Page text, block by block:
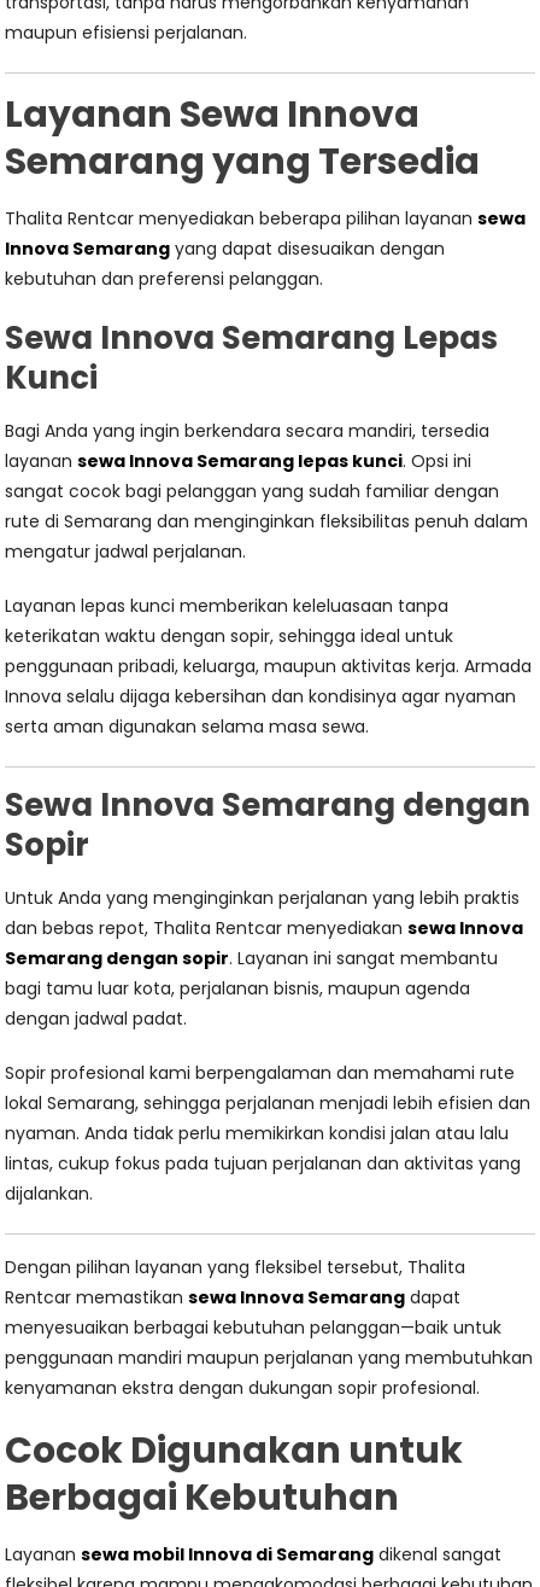
maupun efisiensi perjalanan.
Layanan Sewa Innova
Semarang yang Tersedia
Thalita Rentcar menyediakan beberapa pilihan layanansewa
Innova Semarang yang dapat disesuaikan dengan
kebutuhan dan preferensi pelanggan.
Sewa Innova Semarang Lepas
Kunci
Bagi Anda yang ingin berkendara secara mandiri, tersedia
layanansewa Innova Semarang lepas kunci. Opsi ini
sangat cocok bagi pelanggan yang sudah familiar dengan
rute di Semarang dan menginginkan fleksibilitas penuh dalam
mengatur jadwal perjalanan.
Layanan lepas kunci memberikan keleluasaan tanpa
keterikatan waktu dengan sopir, sehingga ideal untuk
penggunaan pribadi, keluarga, maupun aktivitas kerja. Armada
Innova selalu dijaga kebersihan dan kondisinya agar nyaman
serta aman digunakan selama masa sewa.
Sewa Innova Semarang dengan
Sopir
Untuk Anda yang menginginkan perjalanan yang lebih praktis
dan bebas repot, Thalita Rentcar menyediakansewa Innova
Semarang dengan sopir. Layanan ini sangat membantu
bagi tamu luar kota, perjalanan bisnis, maupun agenda
dengan jadwal padat.
Sopir profesional kami berpengalaman dan memahami rute
lokal Semarang, sehingga perjalanan menjadi lebih efisien dan
nyaman. Anda tidak perlu memikirkan kondisi jalan atau lalu
lintas, cukup fokus pada tujuan perjalanan dan aktivitas yang
dijalankan.
Dengan pilihan layanan yang fleksibel tersebut, Thalita
Rentcar memastikansewa Innova Semarang dapat
menyesuaikan berbagai kebutuhan pelanggan—baik untuk
penggunaan mandiri maupun perjalanan yang membutuhkan
kenyamanan ekstra dengan dukungan sopir profesional.
Cocok Digunakan untuk
Berbagai Kebutuhan
Layanansewa mobil Innova di Semarang dikenal sangat